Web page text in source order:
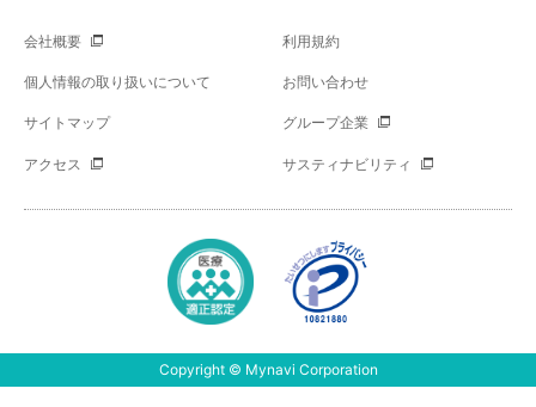
会社概要 利用規約
個人情報の取り扱いについて お問い合わせ
サイトマップ グループ企業
アクセス サスティナビリティ
Copyright © Mynavi Corporation